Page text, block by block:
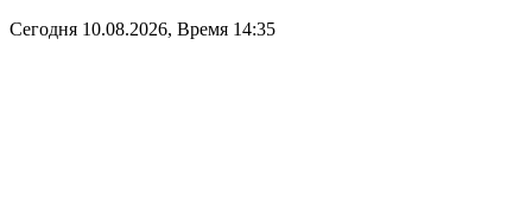
Сегодня 10.08.2026, Время 14:35